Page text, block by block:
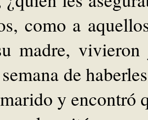
como a
madre,
de
y encontró